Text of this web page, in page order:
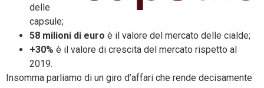
delle
capsule;
58 milioni di euro è il valore del mercato delle cialde;
+30% è il valore di crescita del mercato rispetto al
2019.
Insomma parliamo di un giro d’affari che rende decisamente